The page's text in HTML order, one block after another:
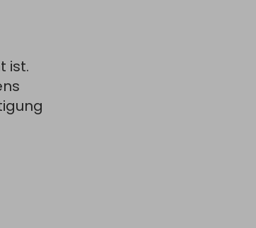
ist.